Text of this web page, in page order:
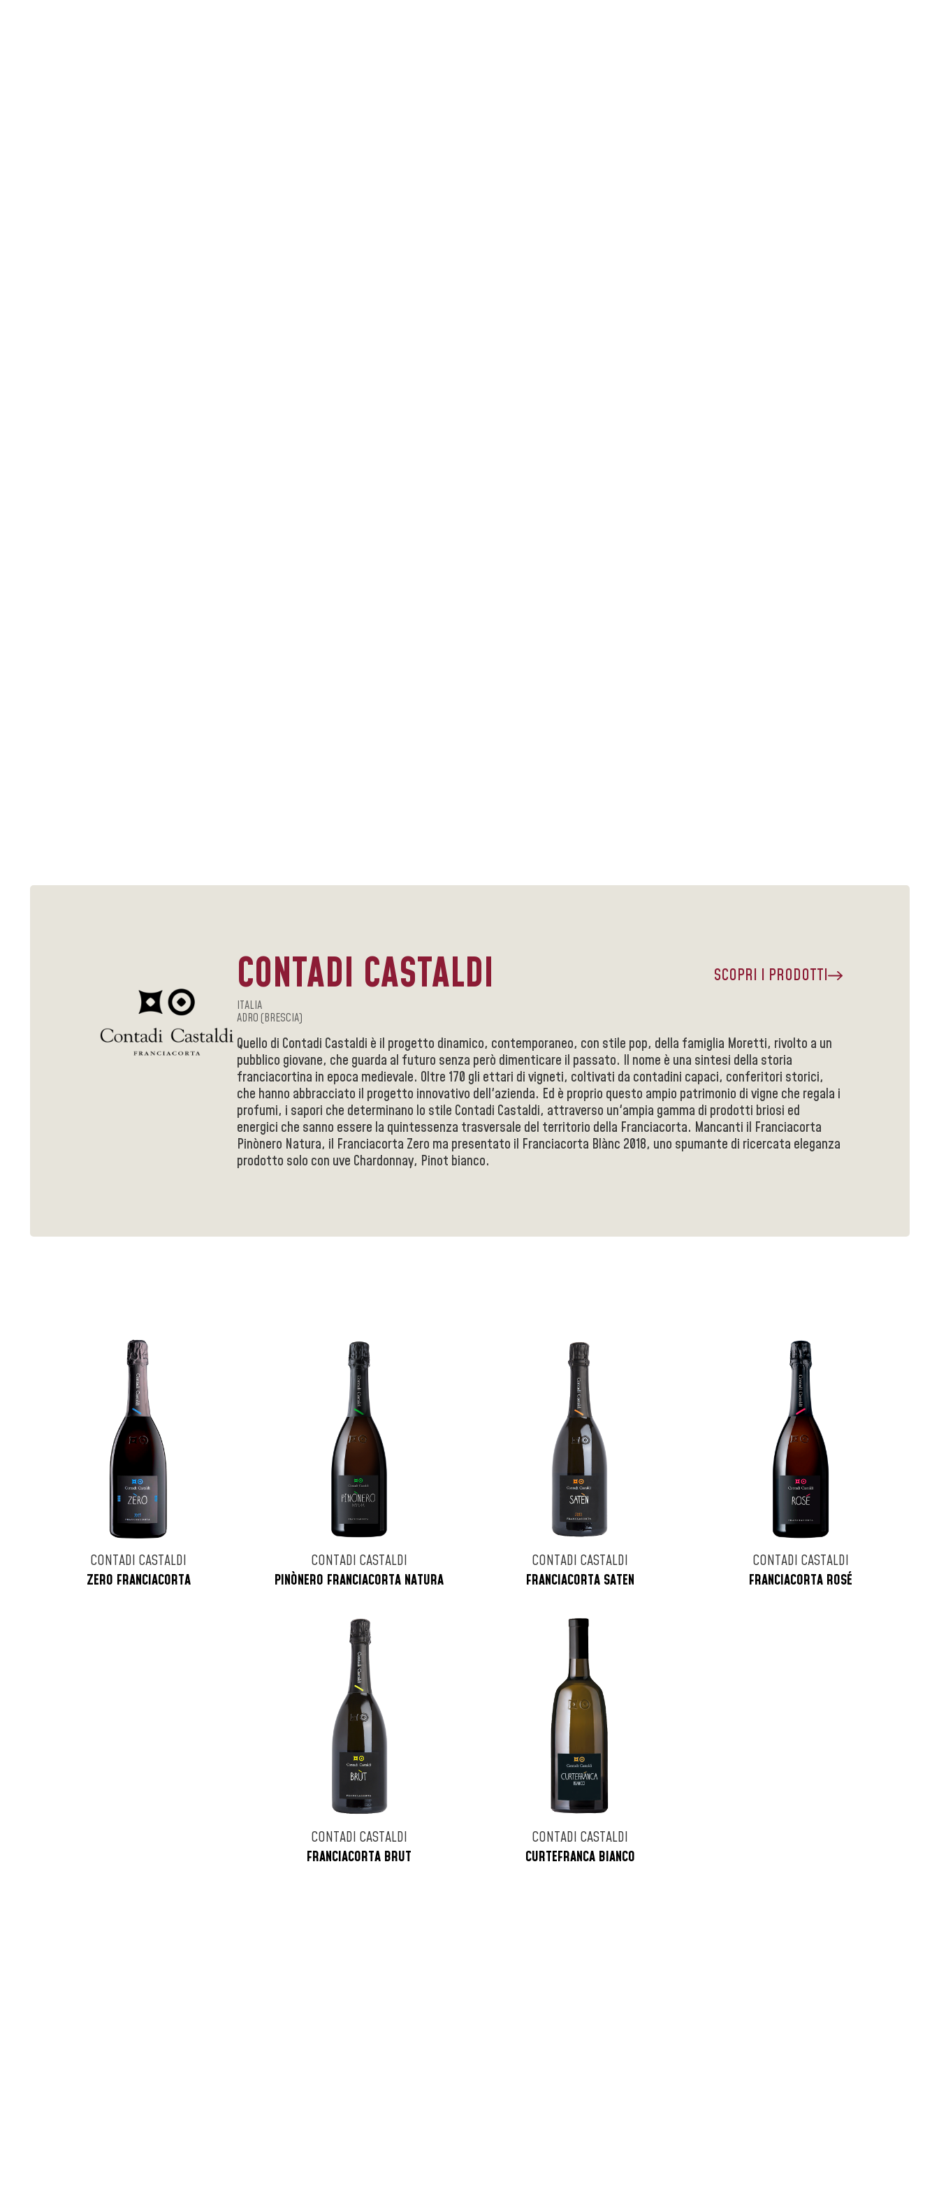
CONTADI CASTALDI SCOPRI I PRODOTTI
ITALIA
ADRO (BRESCIA)
Quello di Contadi Castaldi è il progetto dinamico, contemporaneo, con stile pop, della famiglia Moretti, rivolto a un
pubblico giovane, che guarda al futuro senza però dimenticare il passato. Il nome è una sintesi della storia
franciacortina in epoca medievale. Oltre 170 gli ettari di vigneti, coltivati da contadini capaci, conferitori storici,
che hanno abbracciato il progetto innovativo dell'azienda. Ed è proprio questo ampio patrimonio di vigne che regala i
profumi, i sapori che determinano lo stile Contadi Castaldi, attraverso un'ampia gamma di prodotti briosi ed
energici che sanno essere la quintessenza trasversale del territorio della Franciacorta. Mancanti il Franciacorta
Pinònero Natura, il Franciacorta Zero ma presentato il Franciacorta Blànc 2018, uno spumante di ricercata eleganza
prodotto solo con uve Chardonnay, Pinot bianco.
CONTADI CASTALDI
ZERO FRANCIACORTA
CONTADI CASTALDI
PINÒNERO FRANCIACORTA NATURA
CONTADI CASTALDI
FRANCIACORTA SATEN
CONTADI CASTALDI
FRANCIACORTA ROSÉ
CONTADI CASTALDI
FRANCIACORTA BRUT
CONTADI CASTALDI
CURTEFRANCA BIANCO